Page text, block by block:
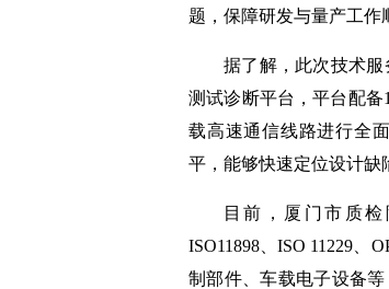
题，保障研发与量产工作
据了解，此次技术
测试诊断平台，平台配
载高速通信线路进行全
平，能够快速定位设计缺
目前，厦门市质
ISO11898、ISO 11229、
制部件、车载电子设备